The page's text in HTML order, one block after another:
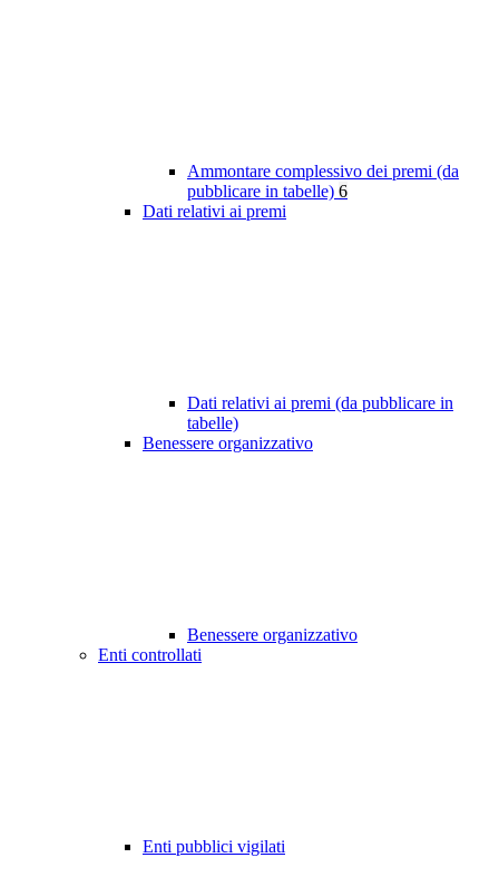
Ammontare complessivo dei premi (da
pubblicare in tabelle) 6
Dati relativi ai premi
Dati relativi ai premi (da pubblicare in
tabelle)
Benessere organizzativo
Benessere organizzativo
Enti controllati
Enti pubblici vigilati